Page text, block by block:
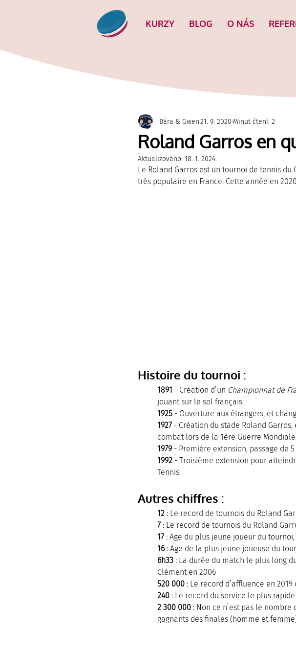
KURZY BLOG O NÁS
Roland Garros en
Bára & Gwen21. 9. 2020 Minut čtení: 2
Aktualizováno: 18. 1. 2024
Le Roland Garros est un tournoi de tennis
très populaire en France. Cette année en
Histoire du tournoi :
1891 - Création d’un Championnat de
jouant sur le sol français
1925 - Ouverture aux étrangers, et
1927 - Création du stade Roland
combat lors de la 1ère Guerre
1979 - Première extension, passage de
1992 - Troisième extension pour
Tennis
Autres chiffres :
12 : Le record de tournois du Roland
7 : Le record de tournois du Roland
17 : Age du plus jeune joueur du
16 : Age de la plus jeune joueuse du
6h33 : La durée du match le plus long
Clément en 2006
520 000 : Le record d’affluence en
240 : Le record du service le plus
2 300 000 : Non ce n’est pas le
gagnants des finales (homme et